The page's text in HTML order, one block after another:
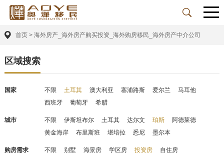
首页 > 海外房产_海外房产购买投资_海外购房移民_海外房产中介公司
区域搜索
国家 不限 土耳其 澳大利亚 塞浦路斯 爱尔兰
马耳他
西班牙
葡萄牙 希腊
城市 不限 伊斯坦布尔 土耳其 达尔文 珀斯
阿德莱德
黄金海岸
布里斯班 堪培拉 悉尼 墨尔本
购房需求 不限 别墅 海景房 学区房 投资房 自住房